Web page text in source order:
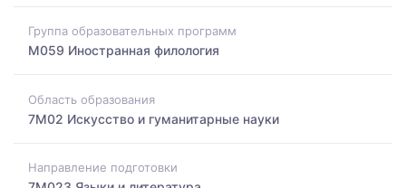
Группа образовательных программ
M059 Иностранная филология
Область образования
7M02 Искусство и гуманитарные науки
Направление подготовки